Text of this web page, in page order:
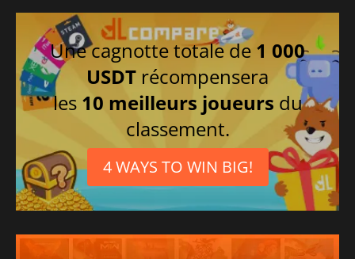
Une cagnotte totale de 1 000
USDT récompensera
les 10 meilleurs joueurs du
classement.
4 WAYS TO WIN BIG!